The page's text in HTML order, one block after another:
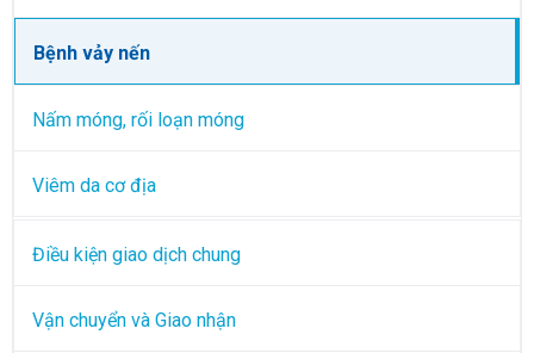
Bệnh vảy nến
Nấm móng, rối loạn móng
Viêm da cơ địa
Điều kiện giao dịch chung
Vận chuyển và Giao nhận